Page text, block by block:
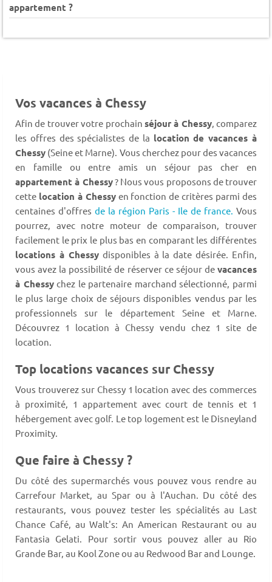
appartement ?
Vos vacances à Chessy
Afin de trouver votre prochain séjour à Chessy, comparez
les offres des spécialistes de la location de vacances à
Chessy (Seine et Marne). Vous cherchez pour des vacances
en famille ou entre amis un séjour pas cher en
appartement à Chessy? Nous vous proposons de trouver
cette location à Chessyen fonction de critères parmi des
centaines d'offres de la région Paris - Ile de france. Vous
pourrez, avec notre moteur de comparaison, trouver
facilement le prix le plus bas en comparant les différentes
locations à Chessydisponibles à la date désirée. Enfin,
vous avez la possibilité de réserver ce séjour de vacances
à Chessychez le partenaire marchand sélectionné, parmi
le plus large choix de séjours disponibles vendus par les
professionnels sur le département Seine et Marne.
Découvrez 1 location à Chessy vendu chez 1 site de
location.
Top locations vacances sur Chessy
Vous trouverez sur Chessy 1 location avec des commerces
à proximité, 1 appartement avec court de tennis et 1
hébergement avec golf. Le top logement est le Disneyland
Proximity.
Que faire à Chessy ?
Du côté des supermarchés vous pouvez vous rendre au
Carrefour Market, au Spar ou à l'Auchan. Du côté des
restaurants, vous pouvez tester les spécialités au Last
Chance Café, au Walt's: An American Restaurant ou au
Fantasia Gelati. Pour sortir vous pouvez aller au Rio
Grande Bar, au Kool Zone ou au Redwood Bar and Lounge.